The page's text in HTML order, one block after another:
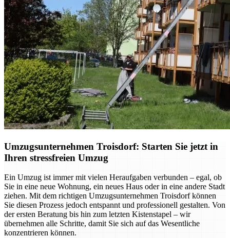
Umzugsunternehmen Troisdorf: Starten Sie jetzt in
Ihren stressfreien Umzug
Ein Umzug ist immer mit vielen Heraufgaben verbunden – egal, ob
Sie in eine neue Wohnung, ein neues Haus oder in eine andere Stadt
ziehen. Mit dem richtigen Umzugsunternehmen Troisdorf können
Sie diesen Prozess jedoch entspannt und professionell gestalten. Von
der ersten Beratung bis hin zum letzten Kistenstapel – wir
übernehmen alle Schritte, damit Sie sich auf das Wesentliche
konzentrieren können.